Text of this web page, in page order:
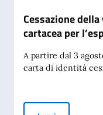
Cessazione
cartacea per
A partire dal 3
carta di identità